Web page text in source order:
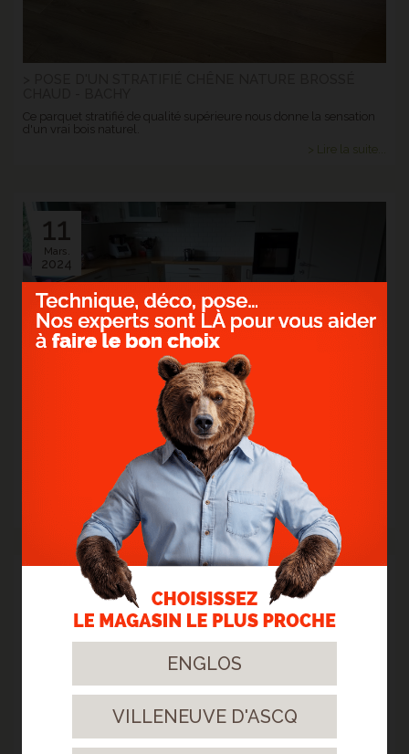
Ce parquet stratifié de qualité supérieure nous donne la sensation
d'un vrai bois naturel.
> Lire la suite...
11
Mars.
2024
> POSE D'UN SOL STRATIFIÉ BATON ROMPU -
CHATEAU JAVA NATURAL
Vous rêvez d'un intérieur majestueux à un prix attractif ?
> Lire la suite...
ENGLOS
VILLENEUVE D'ASCQ